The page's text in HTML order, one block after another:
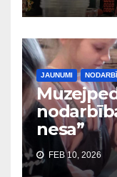
JAUNUMI
nesa”
FEB 10, 2026